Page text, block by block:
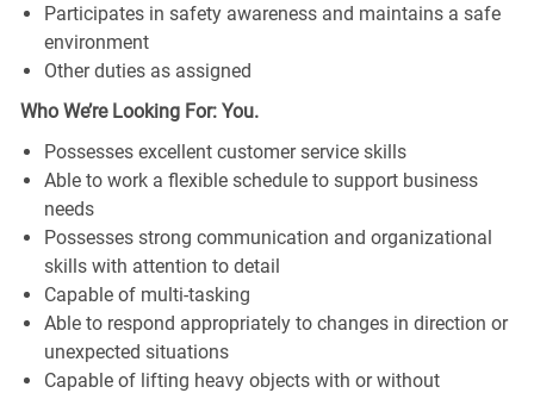
Participates in safety awareness and maintains a safe
environment
Other duties as assigned
Who We’re Looking For: You.
Possesses excellent customer service skills
Able to work a flexible schedule to support business
needs
Possesses strong communication and organizational
skills with attention to detail
Capable of multi-tasking
Able to respond appropriately to changes in direction or
unexpected situations
Capable of lifting heavy objects with or without